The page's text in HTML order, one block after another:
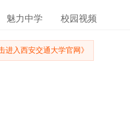
魅力中学 校园视频
进入西安交通大学官网》